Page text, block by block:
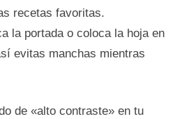
recetas favoritas.
la portada o coloca la hoja en
evitas manchas mientras
de «alto contraste» en tu